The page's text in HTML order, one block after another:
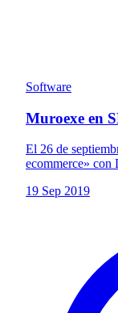
Software
Muroexe en
El 26 de
ecommerce»
19 Sep 2019